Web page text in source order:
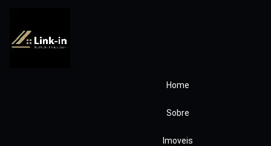
Home
Sobre
Imoveis
Apartamento em
Cotia COD0014